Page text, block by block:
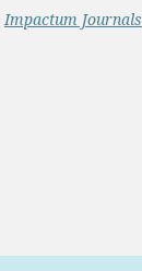
Impactum Journals